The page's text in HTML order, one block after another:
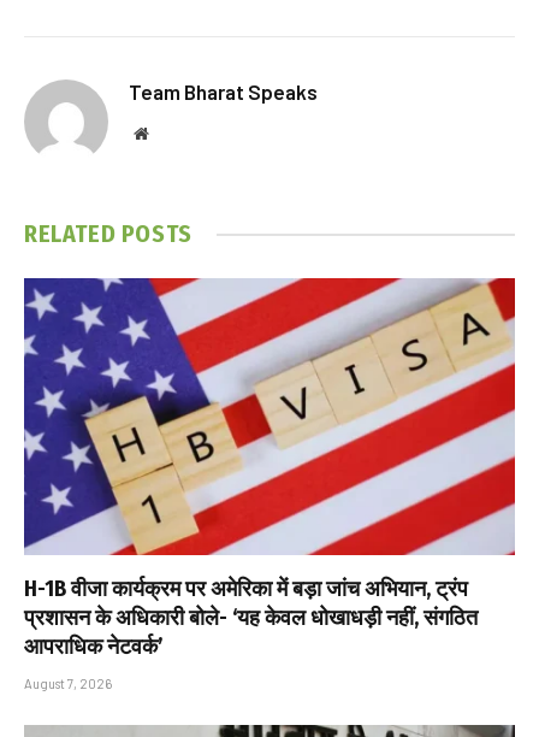
Team Bharat Speaks
Website
RELATED POSTS
H-1B वीजा कार्यक्रम पर अमेरिका में बड़ा जांच अभियान, ट्रंप
प्रशासन के अधिकारी बोले- ‘यह केवल धोखाधड़ी नहीं, संगठित
आपराधिक नेटवर्क’
August 7, 2026